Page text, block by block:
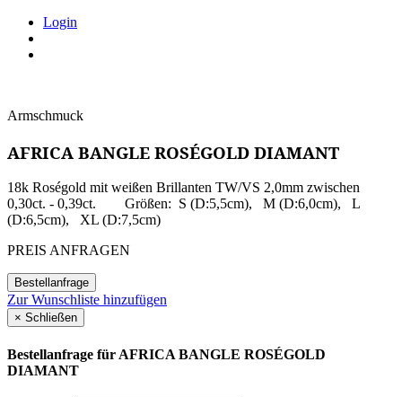
Login
Armschmuck
AFRICA BANGLE ROSÉGOLD DIAMANT
18k Roségold mit weißen Brillanten TW/VS 2,0mm zwischen
0,30ct. - 0,39ct. Größen: S (D:5,5cm), M (D:6,0cm), L
(D:6,5cm), XL (D:7,5cm)
PREIS ANFRAGEN
Bestellanfrage
Zur Wunschliste hinzufügen
× Schließen
Bestellanfrage für AFRICA BANGLE ROSÉGOLD
DIAMANT